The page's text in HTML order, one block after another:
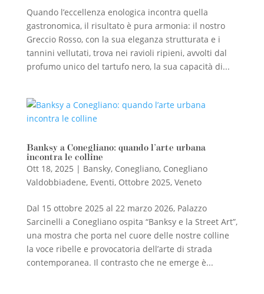
Quando l’eccellenza enologica incontra quella
gastronomica, il risultato è pura armonia: il nostro
Greccio Rosso, con la sua eleganza strutturata e i
tannini vellutati, trova nei ravioli ripieni, avvolti dal
profumo unico del tartufo nero, la sua capacità di...
Banksy a Conegliano: quando l’arte urbana
incontra le colline
Ott 18, 2025 | Bansky, Conegliano, Conegliano
Valdobbiadene, Eventi, Ottobre 2025, Veneto
Dal 15 ottobre 2025 al 22 marzo 2026, Palazzo
Sarcinelli a Conegliano ospita “Banksy e la Street Art”,
una mostra che porta nel cuore delle nostre colline
la voce ribelle e provocatoria dell’arte di strada
contemporanea. Il contrasto che ne emerge è...